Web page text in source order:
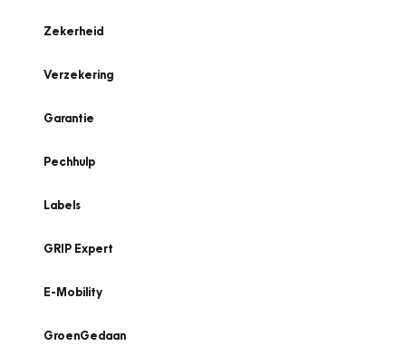
Zekerheid
Verzekering
Garantie
Pechhulp
Labels
GRIP Expert
E-Mobility
GroenGedaan